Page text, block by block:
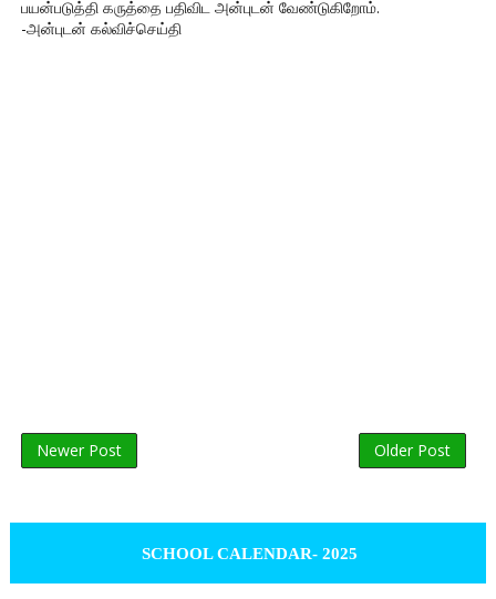
பயன்படுத்தி கருத்தை பதிவிட அன்புடன் வேண்டுகிறோம்.
-அன்புடன் கல்விச்செய்தி
Newer Post Older Post
SCHOOL CALENDAR- 2025